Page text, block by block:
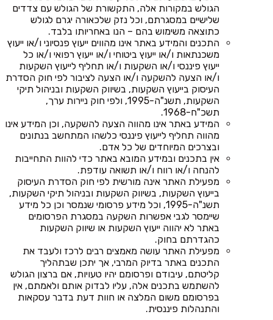
הגולש במקורות אלה, התקשורת של הגולש עם צדדים
שלישיים במסגרתם, וכל נזק שלכאורה יגרם לגולש
כתוצאה משימוש בהם – הנו באחריותו בלבד.
התכנים והמידע באתר אינו מהווים ייעוץ פנסיוני ו/או ייעוץ
משכנתאות ו/או ייעוץ ביטוחי ו/או ייעוץ רפואי ו/או כל
ייעוץ פיננסי ו/או השקעות ו/או תחליף לייעוץ השקעות
ו/או הצעה להשקעה ו/או הצעה לציבור לפי חוק הסדרת
העיסוק בייעוץ השקעות, בשיווק השקעות ובניהול תיקי
השקעות, תשנ"ה-1995, ולפי חוק ניירות ערך,
תשכ"ח-1968.
המידע באתר אינו מהווה הצעה להשקעה, וכן המידע אינו
מהווה תחליף לייעוץ פיננסי כלשהו המתחשב בנתונים
ובצרכים המיוחדים של כל אדם.
אין בתכנים ובמידע המובא באתר כדי להוות התחייבות
להנחה ו/או רווח ו/או תשואה עודפת.
מפעילת האתר אינה מורשית לפי חוק הסדרת העיסוק
בייעוץ השקעות, בשיווק השקעות ובניהול תיקי השקעות,
תשנ"ה-1995, וכל מידע פרסומי שנמסר וכן כל מידע
שיימסר לגבי אפשרות השקעה במסגרת הפרסומים
באתר לא יהווה ייעוץ השקעות או שיווק השקעות
כהגדרתם בחוק.
מפעילת האתר עושה מאמצים רבים לרכז ולעבד את
התכנים באתר בדיוק המרבי, אך יתכן שבתהליך
קליטתם, עיבודם ופרסומם יהיו טעויות, אם ברצון הגולש
להשתמש בתכנים אלה, עליו לבדוק אותם ולאמתם, אין
בפרסומם משום המלצה או חוות דעת בדבר עסקאות
והתנהלות פיננסית.